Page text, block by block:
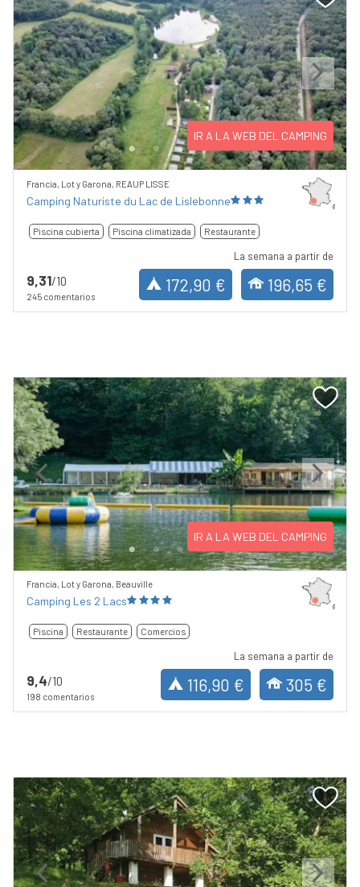
Previous Next
IR A LA WEB DEL CAMPING
Francia, Lot y Garona, REAUP LISSE
Camping Naturiste du Lac de Lislebonne
Piscina cubierta Piscina climatizada Restaurante
9,31/10
245 comentarios
La semana a partir de
172,90 € 196,65 €
Previous Next
IR A LA WEB DEL CAMPING
Francia, Lot y Garona, Beauville
Camping Les 2 Lacs
Piscina Restaurante Comercios
9,4/10
198 comentarios
La semana a partir de
116,90 € 305 €